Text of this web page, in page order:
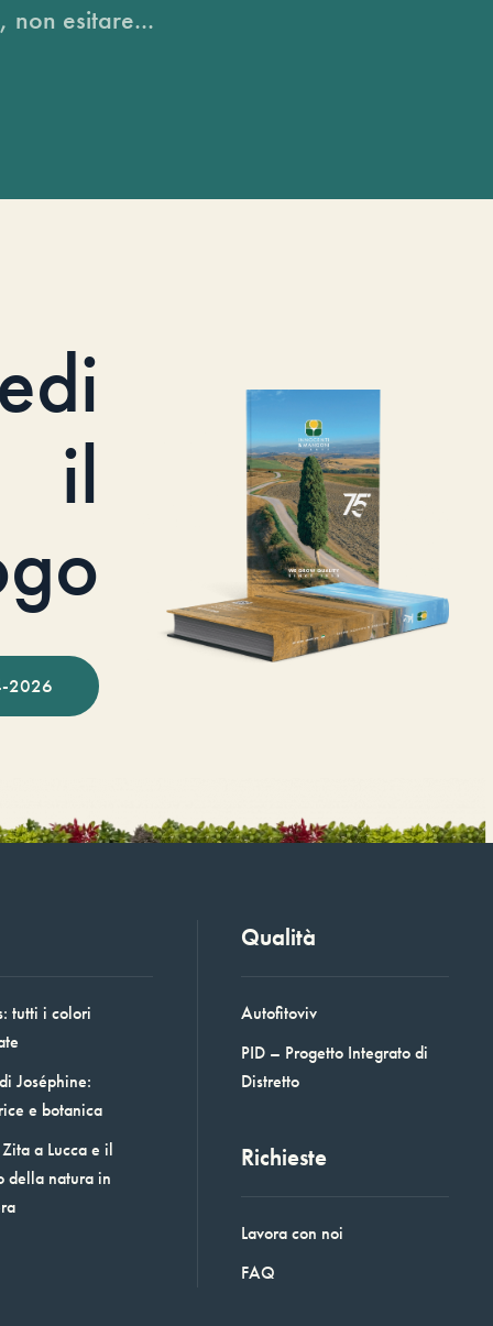
non esitare...
il
2026
tutti i colori
Joséphine:
e botanica
a Lucca e il
della natura in
Qualità
Autofitoviv
PID – Progetto Integrato di
Distretto
Richieste
Lavora con noi
FAQ